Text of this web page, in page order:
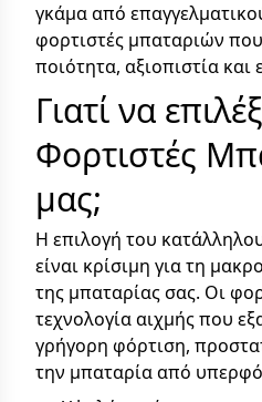
γκάμα από
φορτιστές μπαταριών
ποιότητα, αξιοπιστία και
Γιατί να
Φορτιστές
μας;
Η επιλογή του
είναι κρίσιμη για τη
της μπαταρίας σας. Οι
τεχνολογία αιχμής που
γρήγορη φόρτιση,
την μπαταρία από